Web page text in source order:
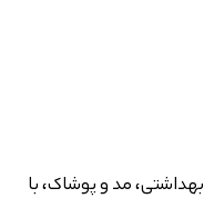
مد و پوشاک، با